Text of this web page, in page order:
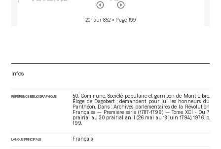
201 sur 852 • Page 199
Infos
RÉFÉRENCE BIBLIOGRAPHIQUE
50. Commune, Société populaire et garnison de Mont-Libre.
Éloge de Dagobert ; demandent pour lui les honneurs du
Panthéon. Dans : Archives parlementaires de la Révolution
Française — Première série (1787-1799) — Tome XCI - Du 7
prairial au 30 prairial an II (26 mai au 18 juin 1794). 1976. p.
199.
LANGUE PRINCIPALE Français